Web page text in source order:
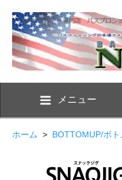
メニュー
ホーム > BOTTOMUP/ボ